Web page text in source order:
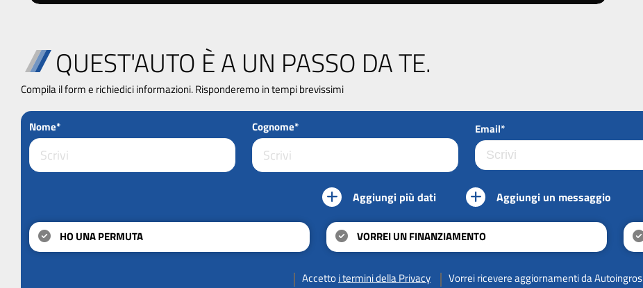
QUEST'AUTO È A UN PASSO DA TE.
Compila il form e richiedici informazioni. Risponderemo in tempi brevissimi
Nome* Cognome* Email*
Aggiungi più dati Aggiungi un messaggio
HO UNA PERMUTA VORREI UN FINANZIAMENTO
Accettoi termini della Privacy Vorrei ricevere aggiornamenti da Autoingros